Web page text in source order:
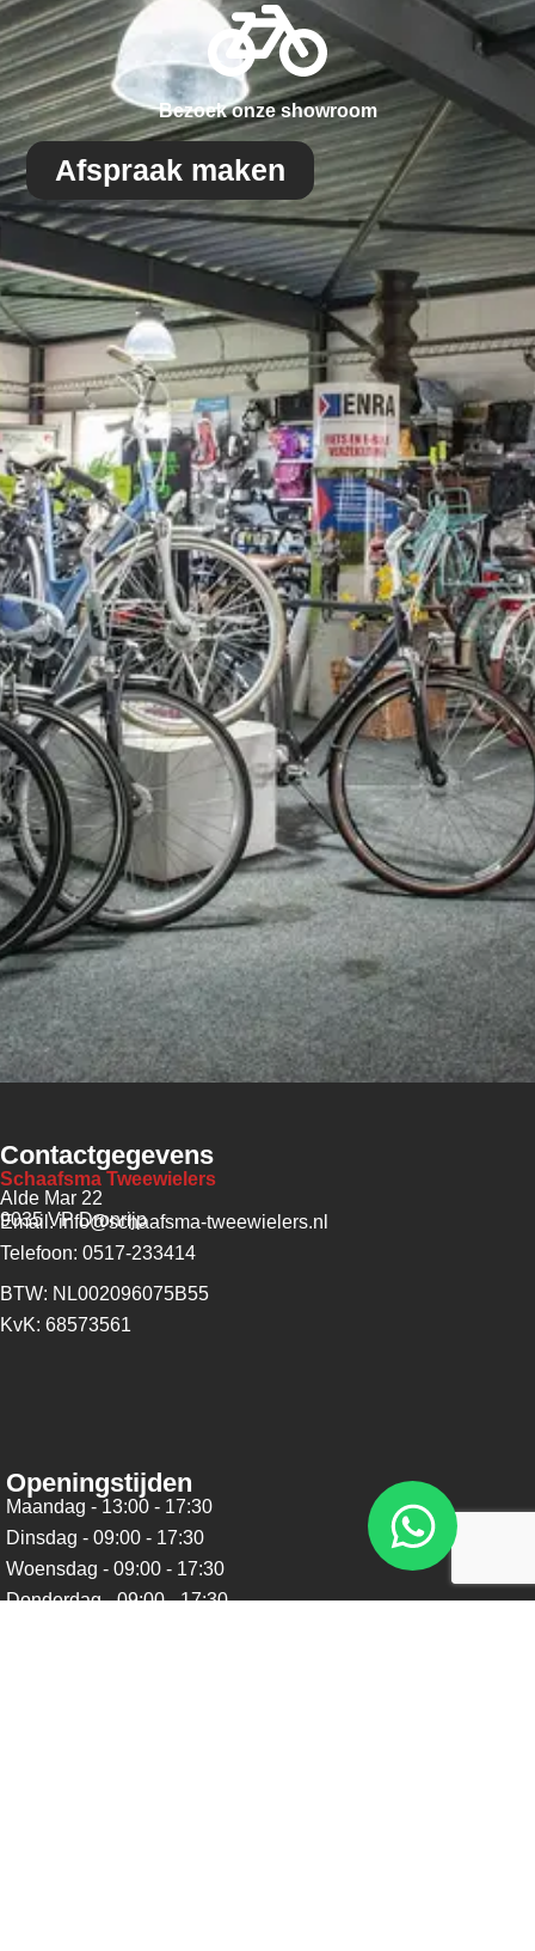
Bezoek onze showroom
Afspraak maken
Contactgegevens
Schaafsma Tweewielers
Alde Mar 22
9035 VP Dronrijp
Email: info@schaafsma-tweewielers.nl
Telefoon: 0517-233414
BTW: NL002096075B55
KvK: 68573561
Openingstijden
Maandag - 13:00 - 17:30
Dinsdag - 09:00 - 17:30
Woensdag - 09:00 - 17:30
Donderdag - 09:00 - 17:30